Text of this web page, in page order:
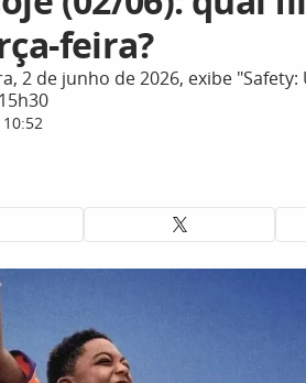
feira?
2 de junho de 2026, exibe "Safety: